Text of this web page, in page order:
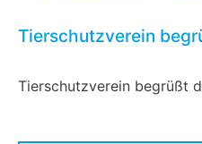
Tierschutzverein
Tierschutzverein begrüßt